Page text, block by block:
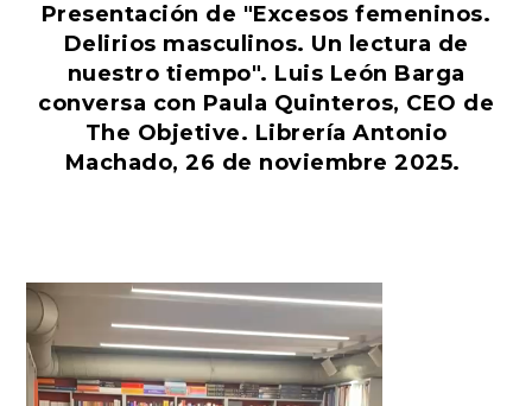
Presentación de "Excesos femeninos.
Delirios masculinos. Un lectura de
nuestro tiempo". Luis León Barga
conversa con Paula Quinteros, CEO de
The Objetive. Librería Antonio
Machado, 26 de noviembre 2025.
Reproductor
de
vídeo